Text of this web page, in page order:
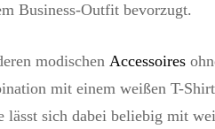
Business-Outfit bevorzugt.
modischen Accessoires
mit einem weißen T-
sich dabei beliebig mit